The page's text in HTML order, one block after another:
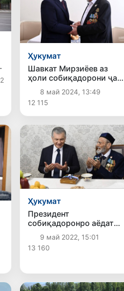
2
Ҳукумат
Шавкат Мирзиёев аз
ҳоли собиқадорони ҷанг
хабар гирифт
8 май 2024, 13:49
12 115
Ҳукумат
Президент
собиқадоронро аёдат
кард9 май 2022, 15:01
13 160